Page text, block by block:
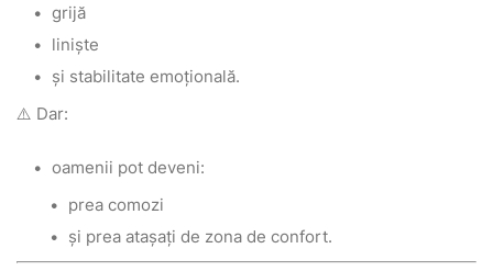
grijă
liniște
și stabilitate emoțională.
⚠️ Dar:
oamenii pot deveni:
prea comozi
și prea atașați de zona de confort.